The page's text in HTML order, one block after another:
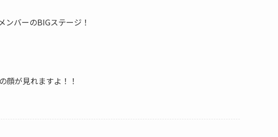
バーのBIGステージ！
顔が見れますよ！！